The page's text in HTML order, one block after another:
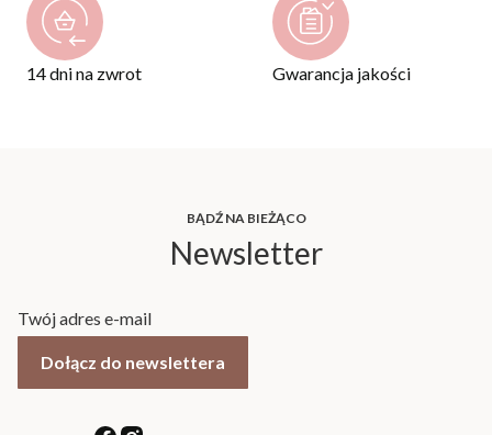
14 dni na zwrot Gwarancja jakości
BĄDŹ NA BIEŻĄCO
Newsletter
Twój adres e-mail
Dołącz do newslettera